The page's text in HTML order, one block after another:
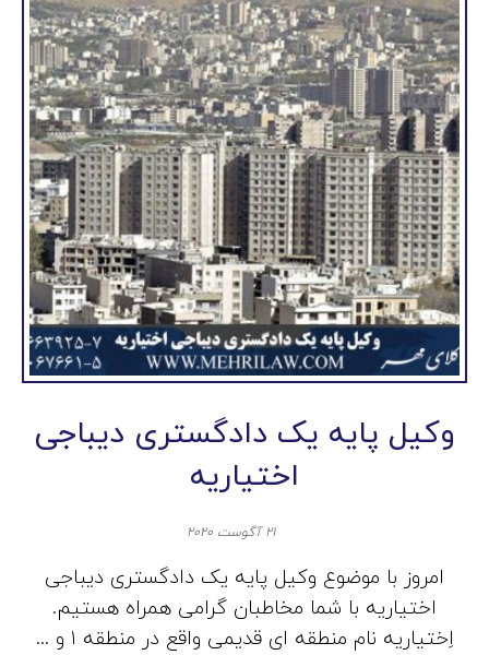
وکیل پایه یک دادگستری دیباجی
اختیاریه
۲۱ آگوست ۲۰۲۰
امروز با موضوع وکیل پایه یک دادگستری دیباجی
اختیاریه با شما مخاطبان گرامی همراه هستیم.
اِختیاریه نام منطقه‌ ای قدیمی واقع در منطقه ۱ و ...